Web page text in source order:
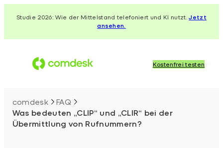
InhaltStudie 2026: Wie der Mittelstand telefoniert und KI nutzt.Jetzt
ansehen.
Kostenfrei testen
comdesk
FAQ
Was bedeuten „CLIP“ und „CLIR“ bei der
Übermittlung von Rufnummern?